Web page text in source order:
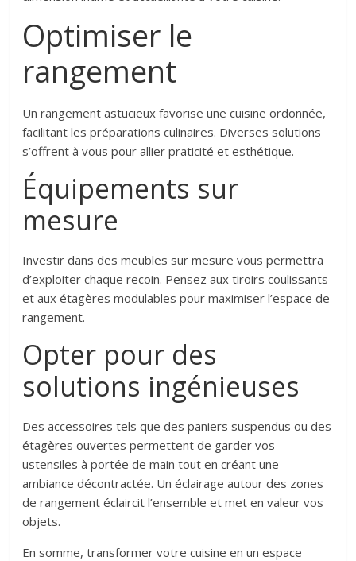
Optimiser le
rangement
Un rangement astucieux favorise une cuisine ordonnée,
facilitant les préparations culinaires. Diverses solutions
s’offrent à vous pour allier praticité et esthétique.
Équipements sur
mesure
Investir dans des meubles sur mesure vous permettra
d’exploiter chaque recoin. Pensez aux tiroirs coulissants
et aux étagères modulables pour maximiser l’espace de
rangement.
Opter pour des
solutions ingénieuses
Des accessoires tels que des paniers suspendus ou des
étagères ouvertes permettent de garder vos
ustensiles à portée de main tout en créant une
ambiance décontractée. Un éclairage autour des zones
de rangement éclaircit l’ensemble et met en valeur vos
objets.
En somme, transformer votre cuisine en un espace